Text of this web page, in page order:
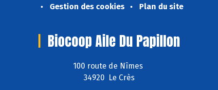
Gestion des cookies
Plan du site
Biocoop Aile Du Papillon
100 route de Nîmes
34920 Le Crès